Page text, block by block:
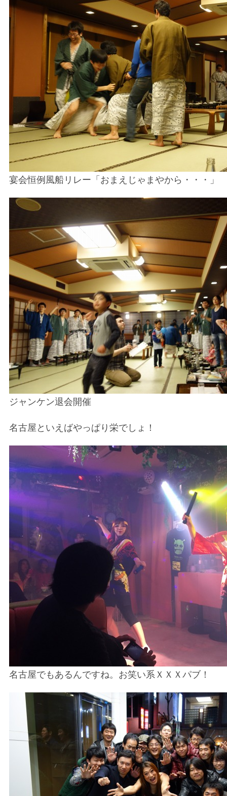
宴会恒例風船リレー「おまえじゃまやから・・・」
ジャンケン退会開催
名古屋といえばやっぱり栄でしょ！
名古屋でもあるんですね。お笑い系ＸＸＸパブ！